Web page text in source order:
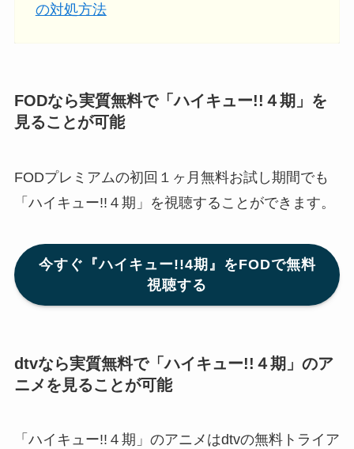
の対処方法
FODなら実質無料で「ハイキュー!!４期」を
見ることが可能
FODプレミアムの初回１ヶ月無料お試し期間でも
「ハイキュー!!４期」を視聴することができます。
今すぐ『ハイキュー!!4期』をFODで無料
視聴する
dtvなら実質無料で「ハイキュー!!４期」のア
ニメ を見ることが可能
「ハイキュー!!４期」のアニメはdtvの無料トライア